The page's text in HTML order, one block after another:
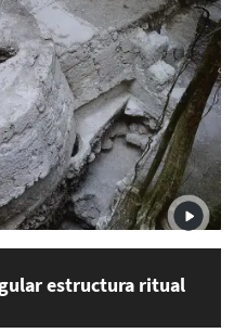
estructura ritual